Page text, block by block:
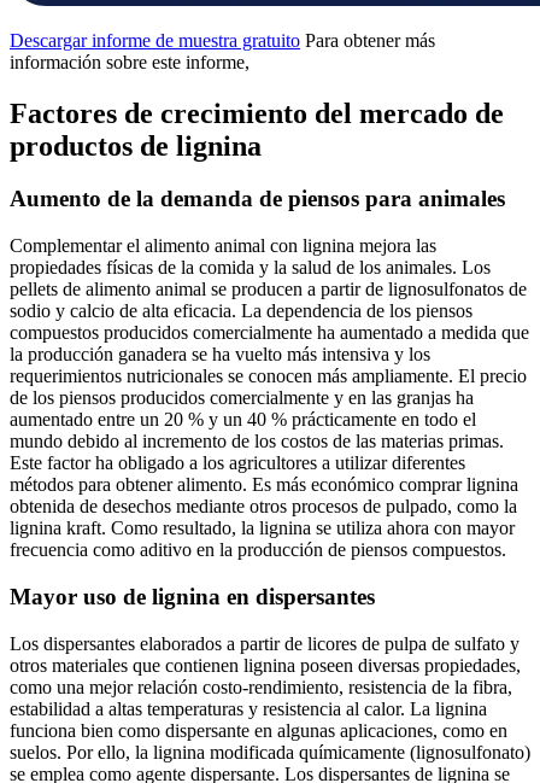
Descargar informe de muestra gratuito Para obtener más
información sobre este informe,
Factores de crecimiento del mercado de
productos de lignina
Aumento de la demanda de piensos para animales
Complementar el alimento animal con lignina mejora las
propiedades físicas de la comida y la salud de los animales. Los
pellets de alimento animal se producen a partir de lignosulfonatos de
sodio y calcio de alta eficacia. La dependencia de los piensos
compuestos producidos comercialmente ha aumentado a medida que
la producción ganadera se ha vuelto más intensiva y los
requerimientos nutricionales se conocen más ampliamente. El precio
de los piensos producidos comercialmente y en las granjas ha
aumentado entre un 20 % y un 40 % prácticamente en todo el
mundo debido al incremento de los costos de las materias primas.
Este factor ha obligado a los agricultores a utilizar diferentes
métodos para obtener alimento. Es más económico comprar lignina
obtenida de desechos mediante otros procesos de pulpado, como la
lignina kraft. Como resultado, la lignina se utiliza ahora con mayor
frecuencia como aditivo en la producción de piensos compuestos.
Mayor uso de lignina en dispersantes
Los dispersantes elaborados a partir de licores de pulpa de sulfato y
otros materiales que contienen lignina poseen diversas propiedades,
como una mejor relación costo-rendimiento, resistencia de la fibra,
estabilidad a altas temperaturas y resistencia al calor. La lignina
funciona bien como dispersante en algunas aplicaciones, como en
suelos. Por ello, la lignina modificada químicamente (lignosulfonato)
se emplea como agente dispersante. Los dispersantes de lignina se